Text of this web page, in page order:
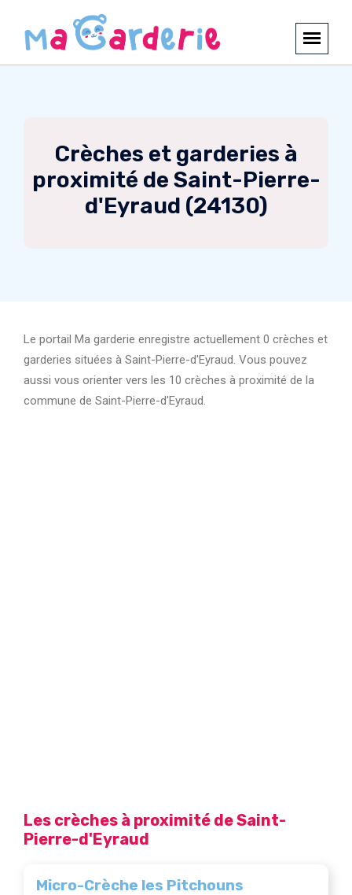
Crèches et garderies à
proximité de Saint-Pierre-
d'Eyraud (24130)
Le portail Ma garderie enregistre actuellement 0 crèches et
garderies situées à Saint-Pierre-d'Eyraud. Vous pouvez
aussi vous orienter vers les 10 crèches à proximité de la
commune de Saint-Pierre-d'Eyraud.
Les crèches à proximité de Saint-
Pierre-d'Eyraud
Micro-Crèche les Pitchouns